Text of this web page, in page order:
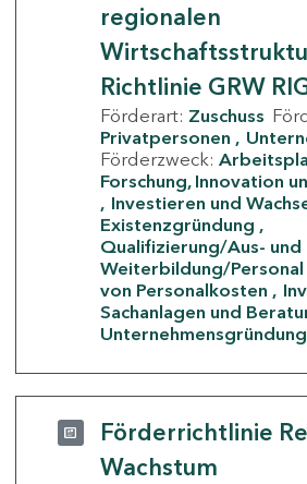
regionalen
Richtlinie GRW
Förderart: Zuschuss
Privatpersonen
Förderzweck:
Forschung, Innovation
Investieren und
Existenzgründung
Qualifizierung/Aus- und
Weiterbildung/Personal
von Personalkosten
Sachanlagen und
Unternehmensgründung
Förderrichtlinie
Wachstum